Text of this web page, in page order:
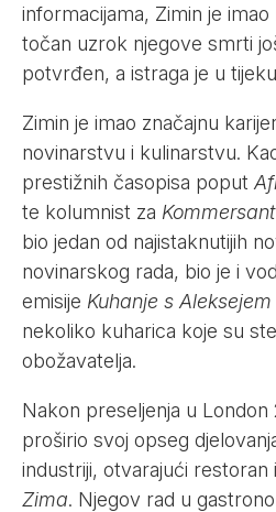
informacijama, Zimin je
točan uzrok njegove smrti
potvrđen, a istraga je u
Zimin je imao značajnu
novinarstvu i kulinarstvu.
prestižnih časopisa poput
te kolumnist za Kommersant
bio jedan od najistaknutijih
novinarskog rada, bio je i
emisije Kuhanje s
nekoliko kuharica koje su
obožavatelja.
Nakon preseljenja u London
proširio svoj opseg
industriji, otvarajući
Zima. Njegov rad u